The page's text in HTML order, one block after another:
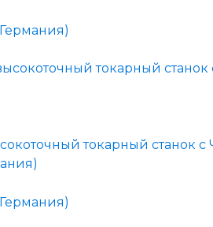
токарный станок с